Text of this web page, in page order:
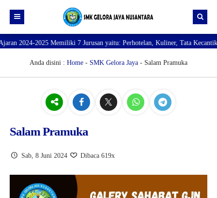
Beranda
PROFILE SEKOLAH
VISI dan MISI
SARANA PRASARANA
Direktori
DATA SISWA
7 Jurusan yaitu: Perhotelan, Kuliner, Tata Kecantikan, Tata
Anda disini : Home - SMK Gelora Jaya - Salam Pramuka
Salam Pramuka
Sab, 8 Juni 2024 Dibaca 619x